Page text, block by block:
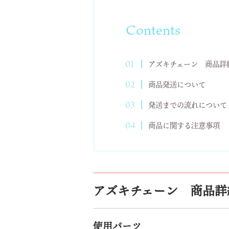
Contents
アズキチェーン 商品詳
商品発送について
発送までの流れについて
商品に関する注意事項
アズキチェーン 商品
使用パーツ